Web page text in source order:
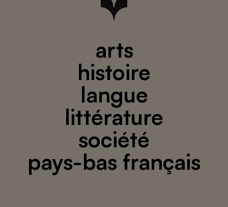
arts
histoire
langue
littérature
société
pays-bas français